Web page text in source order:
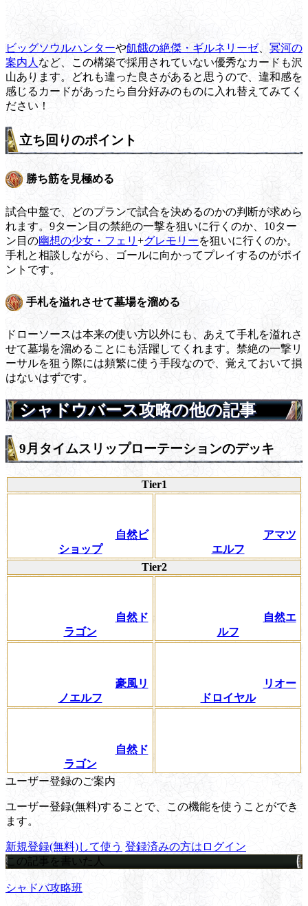
ビッグソウルハンターや飢餓の絶傑・ギルネリーゼ、 冥河の
案内人 など、この構築で採用されていない優秀なカードも沢
山あります。どれも違った良さがあると思うので、違和感を
感じるカードがあったら自分好みのものに入れ替えてみてく
ださい！
立ち回りのポイント
勝ち筋を見極める
試合中盤で、どのプランで試合を決めるのかの判断が求めら
れます。9ターン目の禁絶の一撃を狙いに行くのか、10ター
ン目の幽想の少女・フェリ +グレモリーを狙いに行くのか。
手札と相談しながら、ゴールに向かってプレイするのがポイ
ントです。
手札を溢れさせて墓場を溜める
ドローソースは本来の使い方以外にも、あえて手札を溢れさ
せて墓場を溜めることにも活躍してくれます。禁絶の一撃リ
ーサルを狙う際には頻繁に使う手段なので、覚えておいて損
はないはずです。
シャドウバース攻略の他の記事
9月タイムスリップローテーションのデッキ
Tier1
自然ビ
ショップ
アマツ
エルフ
Tier2
自然ド
ラゴン
自然エ
ルフ
豪風リ
ノエルフ
リオー
ドロイヤル
自然ド
ラゴン
ユーザー登録のご案内
ユーザー登録(無料)することで、この機能を使うことができ
ます。
新規登録(無料)して使う 登録済みの方はログイン
この記事を書いた人
シャドバ攻略班